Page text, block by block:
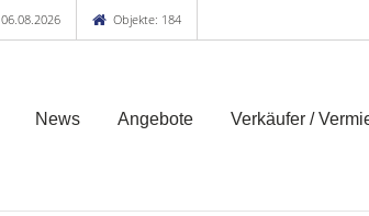
06.08.2026 Objekte: 184
News Angebote Verkäufer /